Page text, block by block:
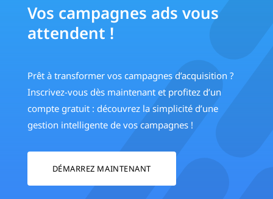
Vos campagnes ads vous
attendent !
Prêt à transformer vos campagnes d’acquisition ?
Inscrivez-vous dès maintenant et profitez d’un
compte gratuit : découvrez la simplicité d’une
gestion intelligente de vos campagnes !
DÉMARREZ MAINTENANT